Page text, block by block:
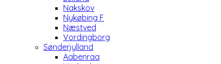
Nakskov
Nykøbing F
Næstved
Vordingborg
Sønderjylland
Aabenraa